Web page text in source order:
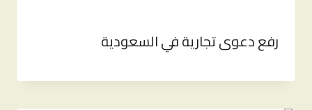
رفع دعوى تجارية في السعودية